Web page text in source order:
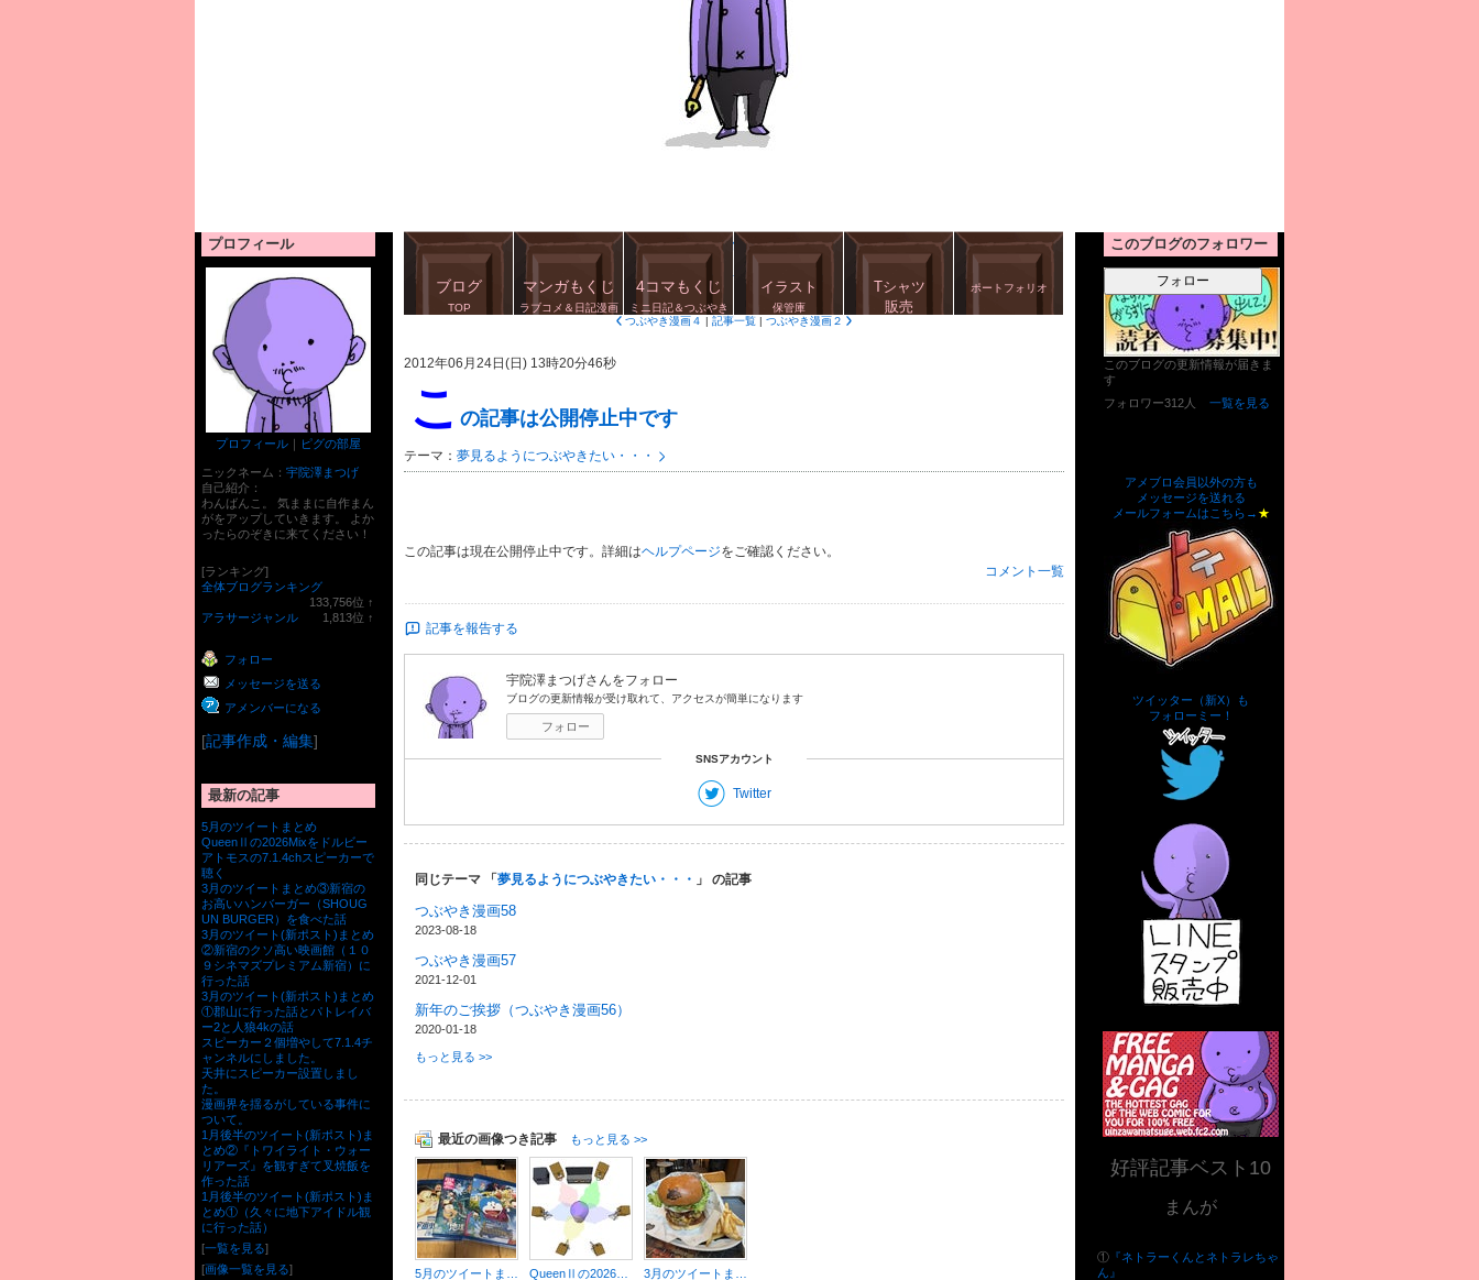
プロフィール
プロフィール ｜ ピグの部屋
ニックネーム： 宇院澤まつげ
自己紹介：
わんばんこ。 気ままに自作まん
がをアップしていきます。 よか
ったらのぞきに来てください！
[ランキング]
全体ブログランキング
133,756位 ↑
アラサージャンル 1,813位 ↑
フォロー
メッセージを送る
アメンバーになる
[記事作成・編集]
最新の記事
5月のツイートまとめ
QueenⅡの2026Mixをドルビー
アトモスの7.1.4chスピーカーで
聴く
3月のツイートまとめ③新宿の
お高いハンバーガー（SHOUG
UN BURGER）を食べた話
3月のツイート(新ポスト)まとめ
②新宿のクソ高い映画館（１０
９シネマズプレミアム新宿）に
行った話
3月のツイート(新ポスト)まとめ
①郡山に行った話とパトレイバ
ー2と人狼4kの話
スピーカー２個増やして7.1.4チ
ャンネルにしました。
天井にスピーカー設置しまし
た。
漫画界を揺るがしている事件に
ついて。
1月後半のツイート(新ポスト)ま
とめ②『トワイライト・ウォー
リアーズ』を観すぎて叉焼飯を
作った話
1月後半のツイート(新ポスト)ま
とめ①（久々に地下アイドル観
に行った話）
[一覧を見る]
[画像一覧を見る]
ブログ画像一覧を見る
このブログをフォローする
つぶやき漫画４ | 記事一覧 | つぶやき漫画２
2012年06月24日(日) 13時20分46秒
こ の記事は公開停止中です
テーマ： 夢見るようにつぶやきたい・・・
この記事は現在公開停止中です。詳細はヘルプページをご確認ください。
コメント一覧
記事を報告する
宇院澤まつげさんをフォロー
ブログの更新情報が受け取れて、アクセスが簡単になります
フォロー
SNSアカウント
Twitter
同じテーマ 「 夢見るようにつぶやきたい・・・ 」 の記事
つぶやき漫画58
2023-08-18
つぶやき漫画57
2021-12-01
新年のご挨拶（つぶやき漫画56）
2020-01-18
もっと見る >>
最近の画像つき記事 もっと見る >>
このブログのフォロワー
フォロー
このブログの更新情報が届きま
す
フォロワー312人
一覧を見る
ブログ
TOP
マンガもくじ
ラブコメ＆日記漫画
4コマもくじ
ミニ日記＆つぶやき
イラスト
保管庫
Tシャツ
販売
ポートフォリオ
アメブロ会員以外の方も
メッセージを送れる
メールフォームはこちら→ ★
ツイッター（新X）も
フォローミー！
好評記事ベスト10
まんが
① 『ネトラーくんとネトラレちゃ
ん』